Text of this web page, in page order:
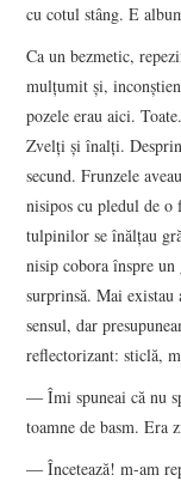
cu cotul stâng. E
Ca un bezmetic,
mulţumit şi,
pozele erau aici.
Zvelţi şi înalţi.
secund. Frunzele
nisipos cu pledul de o
tulpinilor se înălţau
nisip cobora înspre un
surprinsă. Mai
sensul, dar
reflectorizant: sticlă,
― Îmi spuneai că nu
toamne de basm. Era
― Încetează! m-am